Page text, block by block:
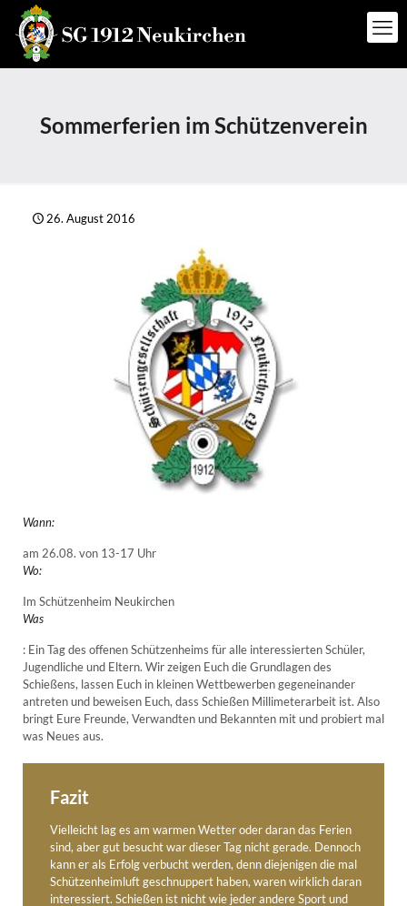
Sommerferien im Schützenverein
26. August 2016
Wann:
am 26.08. von 13-17 Uhr
Wo:
Im Schützenheim Neukirchen
Was
: Ein Tag des offenen Schützenheims für alle interessierten Schüler,
Jugendliche und Eltern. Wir zeigen Euch die Grundlagen des
Schießens, lassen Euch in kleinen Wettbewerben gegeneinander
antreten und beweisen Euch, dass Schießen Millimeterarbeit ist. Also
bringt Eure Freunde, Verwandten und Bekannten mit und probiert mal
was Neues aus.
Fazit
Vielleicht lag es am warmen Wetter oder daran das Ferien
sind, aber gut besucht war dieser Tag nicht gerade. Dennoch
kann er als Erfolg verbucht werden, denn diejenigen die mal
Schützenheimluft geschnuppert haben, waren wirklich daran
interessiert. Schießen ist nicht wie jeder andere Sport und